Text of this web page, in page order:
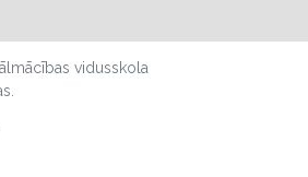
vidusskola